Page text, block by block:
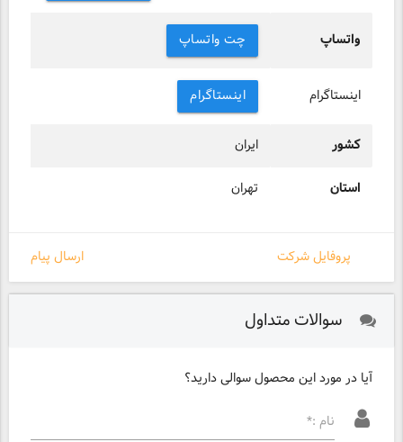
واتساپ چت واتساپ
اینستاگرام اینستاگرام
کشور ایران
استان تهران
ارسال پیام پروفایل شرکت
سوالات متداول
آیا در مورد این محصول سوالی دارید؟
نام :*